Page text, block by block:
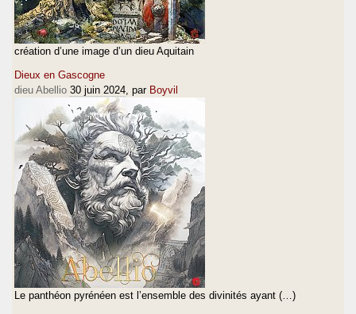
création d’une image d’un dieu Aquitain
Dieux en Gascogne
dieu Abellio 30 juin 2024 , par Boyvil
Le panthéon pyrénéen est l’ensemble des divinités ayant (…)